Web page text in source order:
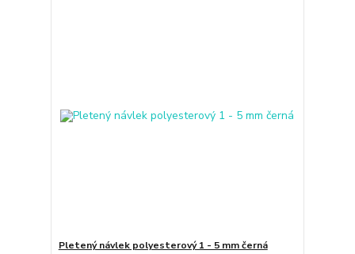
Pletený návlek polyesterový 1 - 5 mm černá